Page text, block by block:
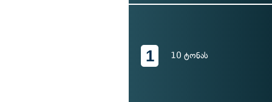
1 10 ტონას